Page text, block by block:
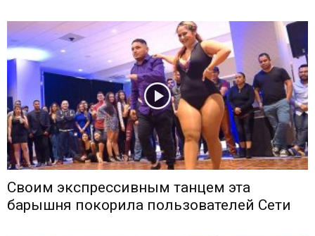
Своим экспрессивным танцем эта
барышня покорила пользователей Сети